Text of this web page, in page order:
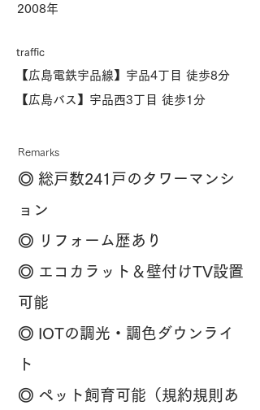
2008年
traffic
【広島電鉄宇品線】宇品4丁目 徒歩8分
【広島バス】宇品西3丁目 徒歩1分
Remarks
◎ 総戸数241戸のタワーマンシ
ョン
◎ リフォーム歴あり
◎ エコカラット＆壁付けTV設置
可能
◎ IOTの調光・調色ダウンライ
ト
◎ ペット飼育可能（規約規則あ